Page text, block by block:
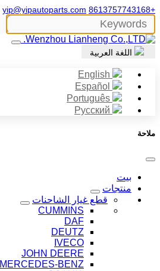
+8613757743168
yip@yipautoparts.com
اللغة العربية
ملاحة
بيت
منتجات
قطع غيار الشاحنات
CUMMINS
DAF
DEUTZ
IVECO
JOHN DEERE
MERCEDES-BENZ